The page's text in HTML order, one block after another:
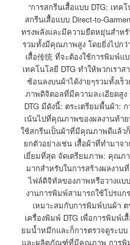
“การสกรีนเสื้อแบบ DTG: เทค
สกรีนเสื้อแบบ Direct-to-
ทรงพลังและมีความยืดหยุ่นสำหรั
รวมทั้งมีคุณภาพสูง โดยยิ่งไปกว่
เสื้อ传统 ที่จะต้องใช้การพิมพ์
เทคโนโลยี DTG ทำให้พวกเร
ซ้อนลงบนผ้าได้ง่ายๆรวมทั้งเร็
ภาพดิจิตอลที่มีความละเอียดสู
DTG มีดังนี้: ตระเตรียมพื้นผ้า:
เน้นไปที่คุณภาพของผลงานท้า
ใช้สกรีนเป็นผ้าที่มีคุณภาพดีแล้ว
ยกตัวอย่างเช่น เสื้อผ้าที่ทำมาจ
เยี่ยมที่สุด จัดเตรียมภาพ: คุณ
มากสำหรับในการสร้างผลงา
ไฟล์ดิจิทัลของภาพหรือวางแบ
งานการพิมพ์สามารถใช้โปรแ
เหมาะสมกับการพิมพ์บนผ้า ต
เครื่องพิมพ์ DTG เพื่อการพิมพ์เ
ยมน้ำหมึกและก็การตรวจดูระบ
และผลิตภัณฑ์ที่มีคุณภาพ การพิ